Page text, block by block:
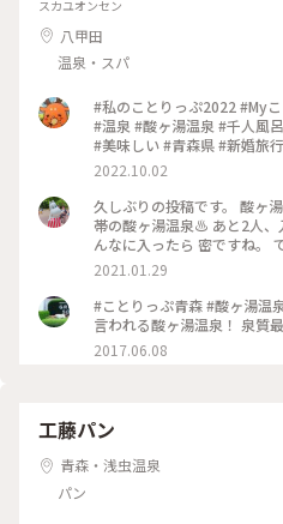
スカユオンセン
八甲田
温泉・スパ
#私のことりっぷ2022 #My
#温泉 #酸ヶ湯温泉 #千人風
#美味しい #青森県 #新婚旅
2022.10.02
久しぶりの投稿です。 酸ヶ
帯の酸ヶ湯温泉♨️ あと2人、
んなに入ったら 密ですね。
温泉♨️を 堪能できました。 #
2021.01.29
#ことりっぷ青森 #酸ヶ湯温
言われる酸ヶ湯温泉！ 泉質
2017.06.08
工藤パン
青森・浅虫温泉
パン